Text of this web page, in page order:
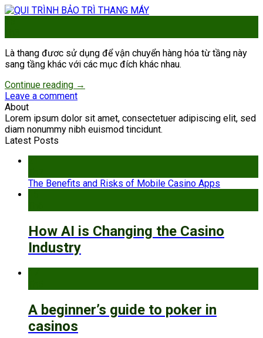
Là thang đươc sử dụng để vận chuyển hàng hóa từ tầng này
sang tầng khác với các mục đích khác nhau.
Continue reading →
Leave a comment
About
Lorem ipsum dolor sit amet, consectetuer adipiscing elit, sed
diam nonummy nibh euismod tincidunt.
Latest Posts
The Benefits and Risks of Mobile Casino Apps
How AI is Changing the Casino
Industry
A beginner’s guide to poker in
casinos